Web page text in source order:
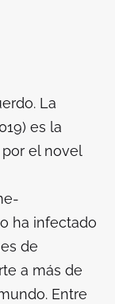
La
) es la
el novel
ha infectado
de
a más de
Entre